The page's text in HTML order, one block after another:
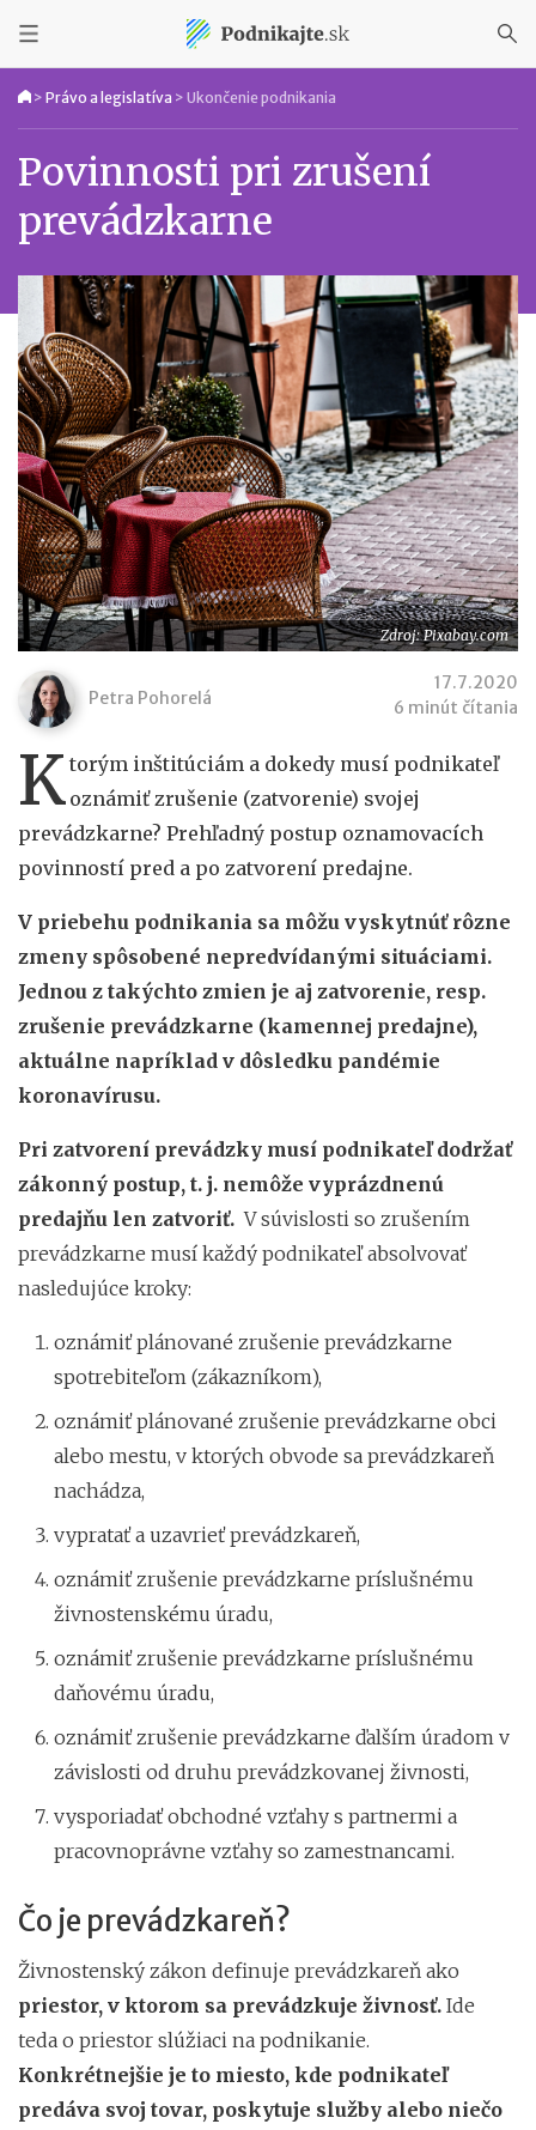
> Právo a legislatíva > Ukončenie podnikania
Povinnosti pri zrušení
prevádzkarne
Zdroj: Pixabay.com
Petra Pohorelá
17.7.2020
6 minút čítania
Ktorým inštitúciám a dokedy musí podnikateľ
oznámiť zrušenie (zatvorenie) svojej
prevádzkarne? Prehľadný postup oznamovacích
povinností pred a po zatvorení predajne.
V priebehu podnikania sa môžu vyskytnúť rôzne
zmeny spôsobené nepredvídanými situáciami.
Jednou z takýchto zmien je aj zatvorenie, resp.
zrušenie prevádzkarne (kamennej predajne),
aktuálne napríklad v dôsledku pandémie
koronavírusu.
Pri zatvorení prevádzky musí podnikateľdodržať
zákonný postup, t. j. nemôže vyprázdnenú
predajňu len zatvoriť.V súvislosti so zrušením
prevádzkarne musí každý podnikateľ absolvovať
nasledujúce kroky:
oznámiť plánované zrušenie prevádzkarne
spotrebiteľom (zákazníkom),
oznámiť plánované zrušenie prevádzkarne obci
alebo mestu, v ktorých obvode sa prevádzkareň
nachádza,
vypratať a uzavrieť prevádzkareň,
oznámiť zrušenie prevádzkarne príslušnému
živnostenskému úradu,
oznámiť zrušenie prevádzkarne príslušnému
daňovému úradu,
oznámiť zrušenie prevádzkarne ďalším úradom v
závislosti od druhu prevádzkovanej živnosti,
vysporiadať obchodné vzťahy s partnermi a
pracovnoprávne vzťahy so zamestnancami.
Čo je prevádzkareň?
Živnostenský zákon definuje prevádzkareň ako
priestor, v ktorom sa prevádzkuje živnosť. Ide
teda o priestor slúžiaci na podnikanie.
Konkrétnejšie je to miesto, kde podnikateľ
predáva svoj tovar, poskytuje služby alebo niečo